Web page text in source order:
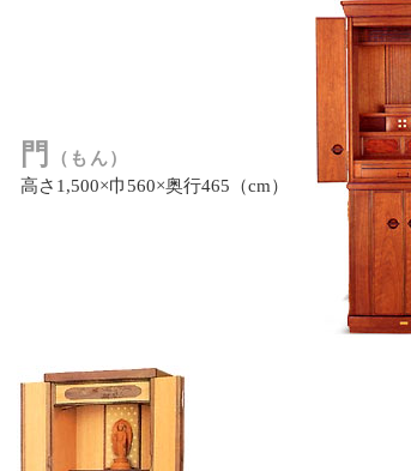
門
（もん）
高さ1,500×巾560×奥行465（cm）